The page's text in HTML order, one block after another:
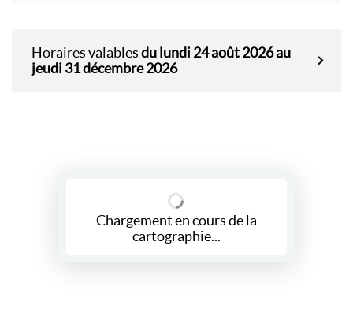
Horaires valablesdu lundi 24 août 2026 au
jeudi 31 décembre 2026
Chargement en cours de la
cartographie...